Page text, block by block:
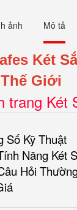
ảnh Mô tả
Két
Giới
trang Két
Số Kỹ Thuật
Năng Két
Hỏi